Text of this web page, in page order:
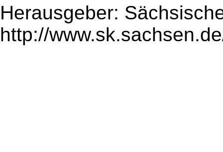
Herausgeber:
http://